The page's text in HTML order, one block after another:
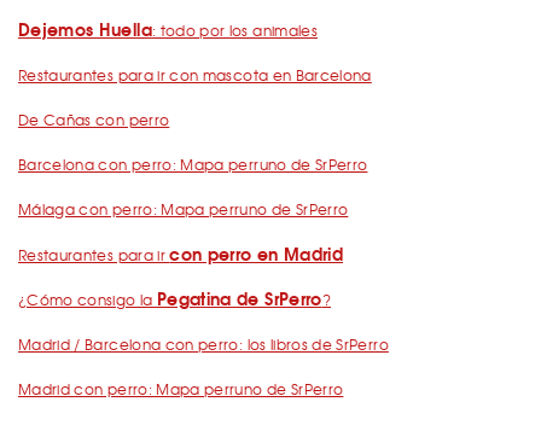
Dejemos Huella: todo por los animales
Restaurantes para ir con mascota en Barcelona
De Cañas con perro
Barcelona con perro: Mapa perruno de SrPerro
Málaga con perro: Mapa perruno de SrPerro
Restaurantes para ircon perro en Madrid
¿Cómo consigo la Pegatina de SrPerro?
Madrid / Barcelona con perro: los libros de SrPerro
Madrid con perro: Mapa perruno de SrPerro